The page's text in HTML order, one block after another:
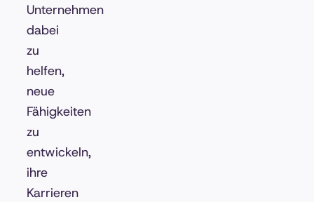
Unternehmen
dabei
zu
helfen,
neue
Fähigkeiten
zu
entwickeln,
ihre
Karrieren